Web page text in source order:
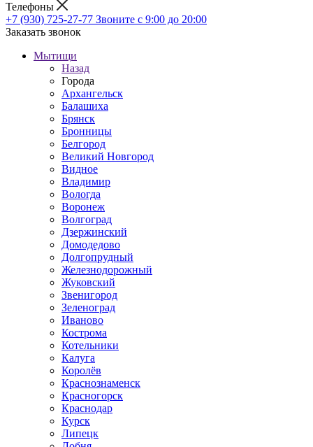
Телефоны
+7 (930) 725-27-77 Звоните с 9:00 до 20:00
Заказать звонок
Мытищи
Назад
Города
Архангельск
Балашиха
Брянск
Бронницы
Белгород
Великий Новгород
Видное
Владимир
Вологда
Воронеж
Волгоград
Дзержинский
Домодедово
Долгопрудный
Железнодорожный
Жуковский
Звенигород
Зеленоград
Иваново
Кострома
Котельники
Калуга
Королёв
Краснознаменск
Красногорск
Краснодар
Курск
Липецк